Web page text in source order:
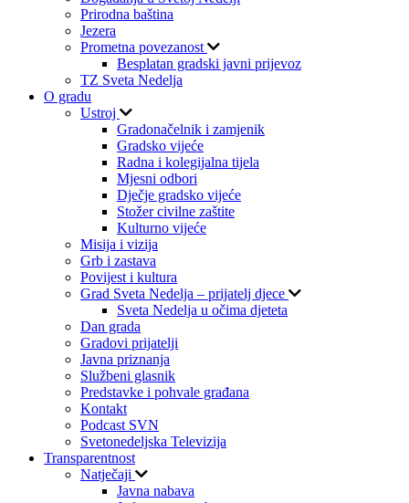
Prirodna baština
Jezera
Prometna povezanost
Besplatan gradski javni prijevoz
TZ Sveta Nedelja
O gradu
Ustroj
Gradonačelnik i zamjenik
Gradsko vijeće
Radna i kolegijalna tijela
Mjesni odbori
Dječje gradsko vijeće
Stožer civilne zaštite
Kulturno vijeće
Misija i vizija
Grb i zastava
Povijest i kultura
Grad Sveta Nedelja – prijatelj djece
Sveta Nedelja u očima djeteta
Dan grada
Gradovi prijatelji
Javna priznanja
Službeni glasnik
Predstavke i pohvale građana
Kontakt
Podcast SVN
Svetonedeljska Televizija
Transparentnost
Natječaji
Javna nabava